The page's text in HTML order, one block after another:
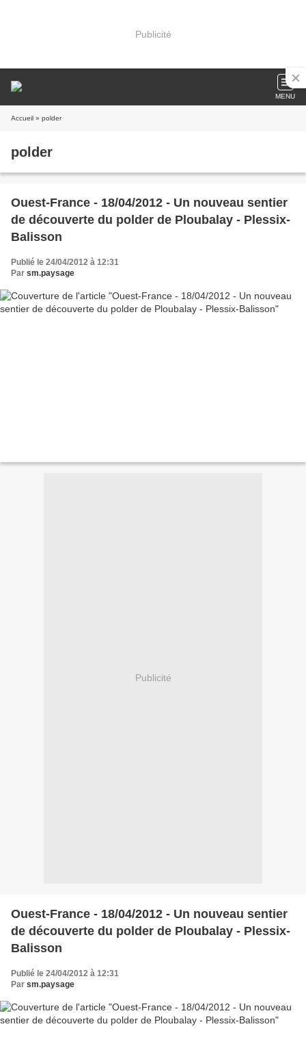
Publicité
MENU
Accueil » polder
polder
Ouest-France - 18/04/2012 - Un nouveau sentier
de découverte du polder de Ploubalay - Plessix-
Balisson
Publié le 24/04/2012 à 12:31
Par sm.paysage
Publicité
Ouest-France - 18/04/2012 - Un nouveau sentier
de découverte du polder de Ploubalay - Plessix-
Balisson
Publié le 24/04/2012 à 12:31
Par sm.paysage